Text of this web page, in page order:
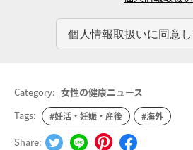
Category: 女性の健康ニュース
Tags:
#妊活・妊娠・産後 #海外
Share: